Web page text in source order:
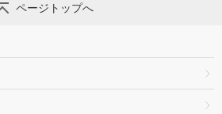
ページトップへ